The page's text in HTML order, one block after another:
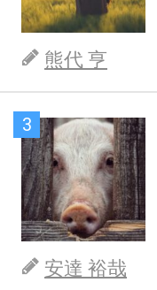
熊代 亨
3
安達 裕哉